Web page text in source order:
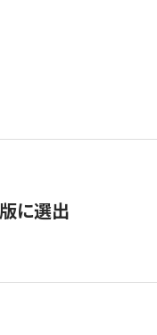
に選出